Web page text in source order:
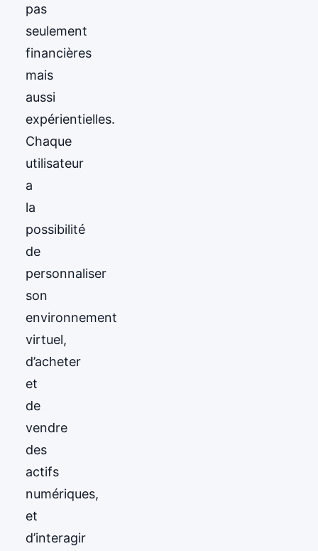
pas
seulement
financières
mais
aussi
expérientielles.
Chaque
utilisateur
a
la
possibilité
de
personnaliser
son
environnement
virtuel,
d’acheter
et
de
vendre
des
actifs
numériques,
et
d’interagir